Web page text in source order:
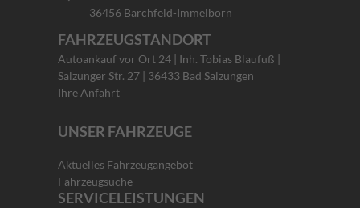
36456 Barchfeld-Immelborn
FAHRZEUGSTANDORT
Autoankauf vor Ort 24 | Inh. Tobias Blaufuß |
Salzunger Str. 27 | 36433 Bad Salzungen
Ihre Anfahrt
UNSER FAHRZEUGE
Aktuelles Fahrzeugangebot
Fahrzeugsuche
SERVICELEISTUNGEN